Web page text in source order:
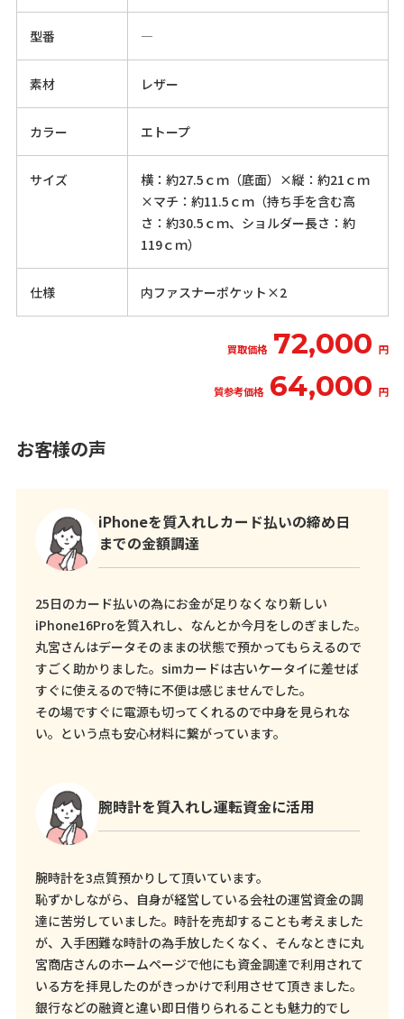
型番 ―
素材 レザー
カラー エトープ
サイズ
横：約27.5ｃｍ（底面）×縦：約21ｃｍ
×マチ：約11.5ｃｍ（持ち手を含む高
さ：約30.5ｃｍ、ショルダー長さ：約
119ｃｍ）
仕様 内ファスナーポケット×2
買取価格 72,000 円
質参考価格 64,000 円
お客様の声
iPhoneを質入れしカード払いの締め日
までの金額調達
25日のカード払いの為にお金が足りなくなり新しい
iPhone16Proを質入れし、なんとか今月をしのぎました。
丸宮さんはデータそのままの状態で預かってもらえるので
すごく助かりました。simカードは古いケータイに差せば
すぐに使えるので特に不便は感じませんでした。
その場ですぐに電源も切ってくれるので中身を見られな
い。という点も安心材料に繋がっています。
腕時計を質入れし運転資金に活用
腕時計を3点質預かりして頂いています。
恥ずかしながら、自身が経営している会社の運営資金の調
達に苦労していました。時計を売却することも考えました
が、入手困難な時計の為手放したくなく、そんなときに丸
宮商店さんのホームページで他にも資金調達で利用されて
いる方を拝見したのがきっかけで利用させて頂きました。
銀行などの融資と違い即日借りられることも魅力的でし